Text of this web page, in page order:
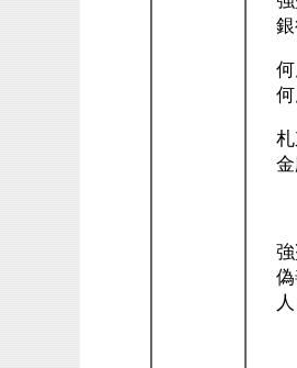
銀
何
何
札
金
強
偽
人